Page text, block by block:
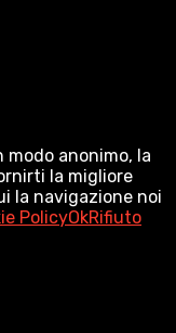
modo anonimo, la
la migliore
la navigazione noi
PolicyOkRifiuto